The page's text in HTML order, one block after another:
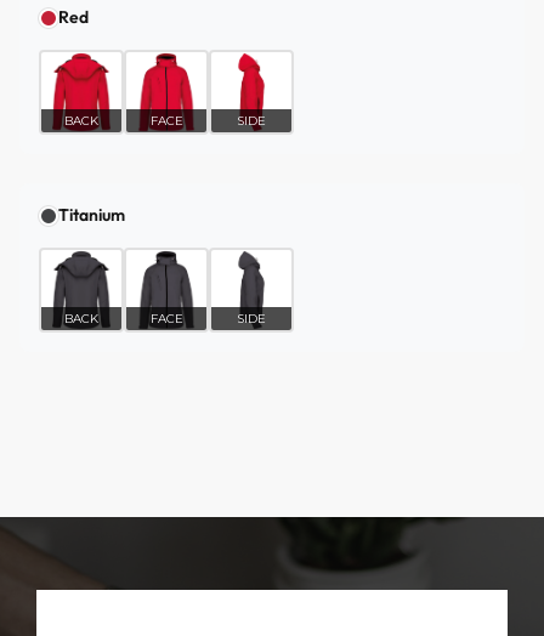
Red
BACK FACE SIDE
Titanium
BACK FACE SIDE